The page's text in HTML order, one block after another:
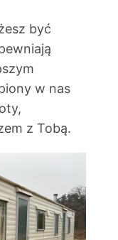
być
w nas
z Tobą.